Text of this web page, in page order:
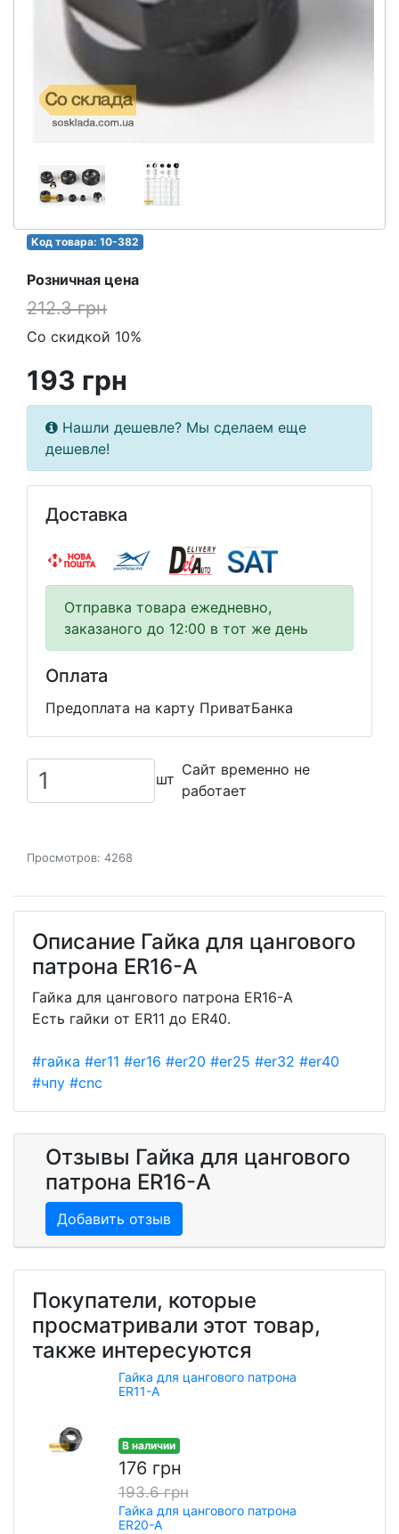
Код товара: 10-382
Розничная цена
212.3 грн
Со скидкой 10%
193 грн
Нашли дешевле? Мы сделаем еще
дешевле!
Доставка
Отправка товара ежедневно,
заказаного до 12:00 в тот же день
Оплата
Предоплата на карту ПриватБанка
шт
Сайт временно не
работает
Просмотров: 4268
Описание Гайка для цангового
патрона ER16-А
Гайка для цангового патрона ER16-А
Есть гайки от ER11 до ER40.
#гайка #er11 #er16 #er20 #er25 #er32 #er40
#чпу #cnc
Отзывы Гайка для цангового
патрона ER16-А
Добавить отзыв
Покупатели, которые
просматривали этот товар,
также интересуются
Гайка для цангового патрона
ER11-А
В наличии
176 грн
193.6 грн
Гайка для цангового патрона
ER20-А